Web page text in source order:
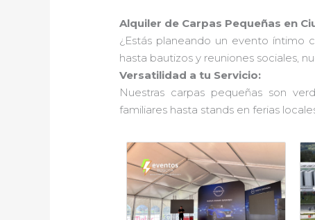
Alquiler de Carpas Pequeñas en
¿Estás planeando un evento íntimo
hasta bautizos y reuniones sociales,
Versatilidad a tu Servicio:
Nuestras carpas pequeñas son
familiares hasta stands en ferias